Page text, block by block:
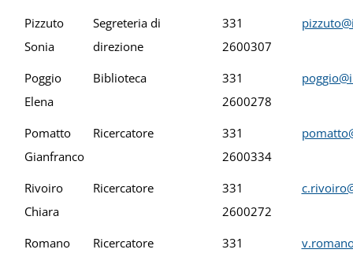
Pizzuto
Sonia
Segreteria di
direzione
331
2600307
Poggio
Elena
Biblioteca
331
2600278
Pomatto
Gianfranco
Ricercatore
331
2600334
Rivoiro
Chiara
Ricercatore
331
2600272
Romano
Ricercatore
331